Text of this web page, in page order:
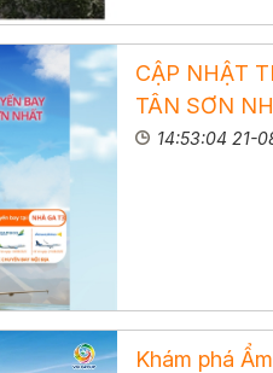
CẬP NHẬT
TÂN SƠN
14:53:04 21-
Khám phá